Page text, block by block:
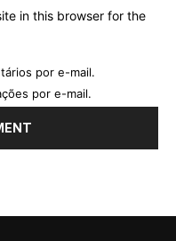
in this browser for the
por e-mail.
por e-mail.